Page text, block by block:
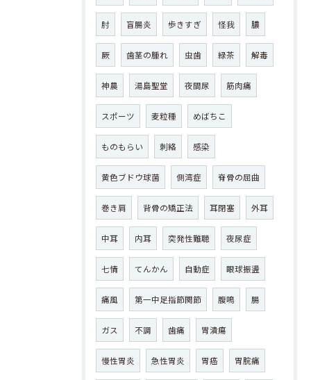
肘 盲腸炎 歩きすぎ 怪我 膿
厥 歯茎の腫れ 虫歯 緑茶 解毒
神農 湯島聖堂 夜間尿 筋肉痛
スポーツ 麦粒種 めばちこ
ものもらい 刺絡 感染
黄色ブドウ球菌 側湾症 脊骨の屈曲
巻き肩 背骨の矯正法 耳閉塞 外耳
中耳 内耳 突発性難聴 夜尿症
七情 てんかん 自動症 眼球振盪
痛風 第一中足指節関節 腹鳴 腸
ガス 不調 歯痛 胃潰瘍
慢性胃炎 急性胃炎 胃癌 胃脘痛